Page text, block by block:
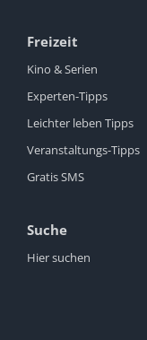
Freizeit
Kino & Serien
Experten-Tipps
Leichter leben Tipps
Veranstaltungs-Tipps
Gratis SMS
Suche
Hier suchen